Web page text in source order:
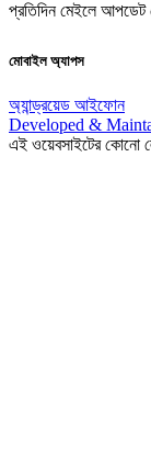
প্রতিদিন মেইলে আপডেট
মোবাইল অ্যাপস
অ্যান্ড্রয়েড আইফোন
Developed &
এই ওয়েবসাইটের কোনো